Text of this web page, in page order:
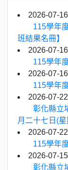
2026-07-16
115學年
班結果名冊】
2026-07-16
115學年
2026-07-16
115學年
2026-07-22
彰化縣立
月二十七日(星
2026-07-22
115學年
2026-07-15
彰化縣立